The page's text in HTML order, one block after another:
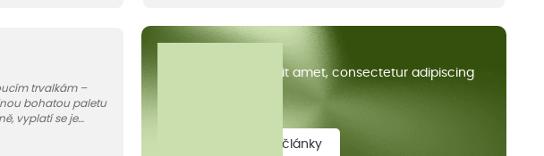
trvalkám –
bohatou paletu
vyplatí se je
vám ukážeme, s
ladí.
Lorem ipsum dolor sit amet, consectetur adipiscing
zobrazit všechny články